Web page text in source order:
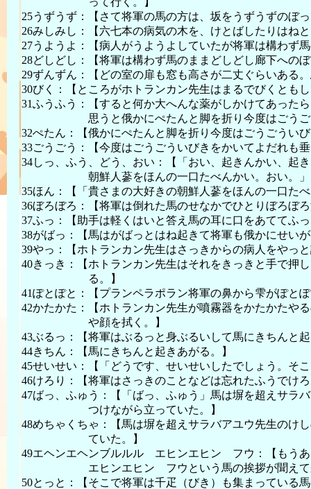
25うずうず：【さて将軍の馬の方は、坂をうずうずのぼ
26みしみし：【六七本の病気の木を、けとばしたりはね
27うようよ：【病人がうようよしていたが将軍は構わず
28どしどし：【将軍は構わず馬のままどしどし廊下への
29ずんずん：【どの室の扉も窓も高さが二丈ぐらいある
30びく：【ところがホトランカン先生はまるでびくとも
31ふうふう：【すると何か大へんな薬がしかけてあった
思うと俄かにぺたんと脚を折り今度はごうごう
32ぺたん：【俄かにぺたんと脚を折り今度はごうごうい
33ごうごう：【今度はごうごういびきをかいてよだれも
34しっ、ふう、どう、おい：【「おい、起きんかい、起
朝鮮人蔘をほんの一口たべんかい。おい。」
35ほん：【「貴さまの大好きの朝鮮人蔘をほんの一口た
36ぼろぼろ：【将軍は倒れた馬のせなかでひとりぼろぼ
37ふっ：【助手は軽くはいと答え馬の耳に口をあててふ
38がばっ：【馬はがばっとはね起きて将軍も俄かにせい
39やっ：【ホトランカン先生はさっきからの病人をやっ
40きっき：【ホトランカン先生はそれをきっきと手で押
る。】
41ぽとぽと：【プランペラポラン将軍の鼻から雫がぽと
42かたかた：【ホトランカン先生が噴霧器をかたかたや
や顔を拭く。】
43ぶるっ：【将軍はぶるっと身ぶるいして馬にきちんと
44きちん：【馬にきちんと起きあがる。】
45せいせい：【「どうです、せいせいしたでしょう。そ
46けろり：【将軍はさっきのことなどは忘れたふうでけ
47ばっ、ふゅう：【「ばっ、ふゅう」馬は塀を超えサラ
つけながら立っていた。】
48めちゃくちゃ：【馬は塀を超えサラバアユウ先生のけ
ていた。】
49エヘンエヘンブルルル エヒンエヒン フウ：【もう
エヒンエヒン フウという馬の挨拶が聞えて
50とっと：【そこで将軍は千疋（びき）も集まっている